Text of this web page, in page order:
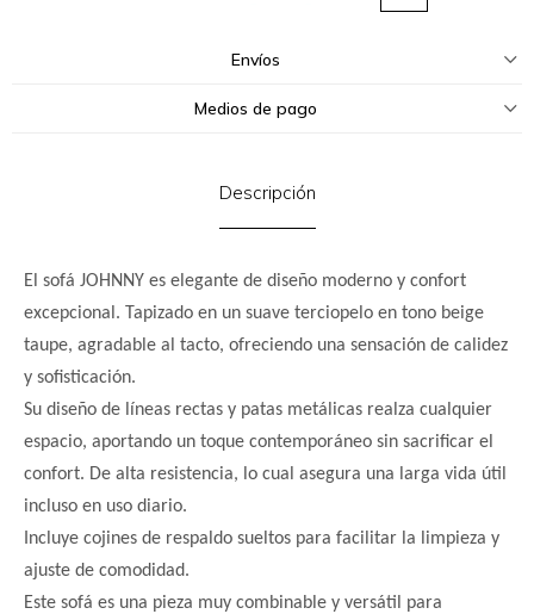
Envíos
Medios de pago
Descripción
El sofá JOHNNY es elegante de diseño moderno y confort
excepcional. Tapizado en un suave terciopelo en tono beige
taupe, agradable al tacto, ofreciendo una sensación de calidez
y sofisticación.
Su diseño de líneas rectas y patas metálicas realza cualquier
espacio, aportando un toque contemporáneo sin sacrificar el
confort. De alta resistencia, lo cual asegura una larga vida útil
incluso en uso diario.
Incluye cojines de respaldo sueltos para facilitar la limpieza y
ajuste de comodidad.
Este sofá es una pieza muy combinable y versátil para